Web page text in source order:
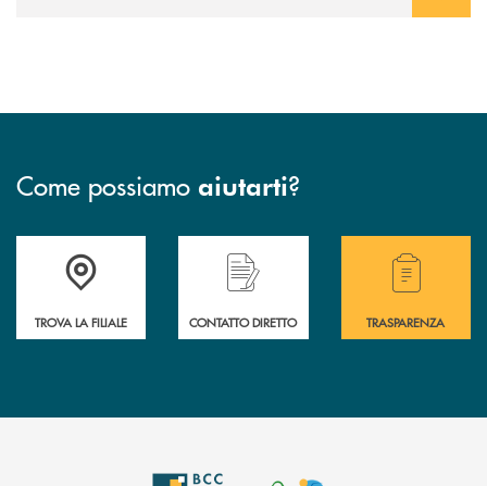
Come possiamo aiutarti?
Accedi all'elenco completo delle filiali di Bcc Sarsina.
TROVA LA FILIALE
Hai bisogno di assistenza immediata ?
CONTATTO DIRETTO
Hai bisogno di
TRASPARENZA